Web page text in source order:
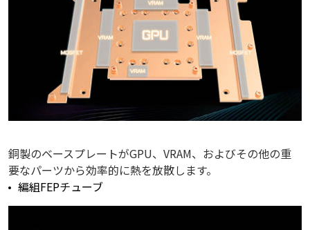
銅製のベースプレートがGPU、VRAM、およびその他の重
要なパーツから効率的に熱を放散します。
編組FEPチューブ